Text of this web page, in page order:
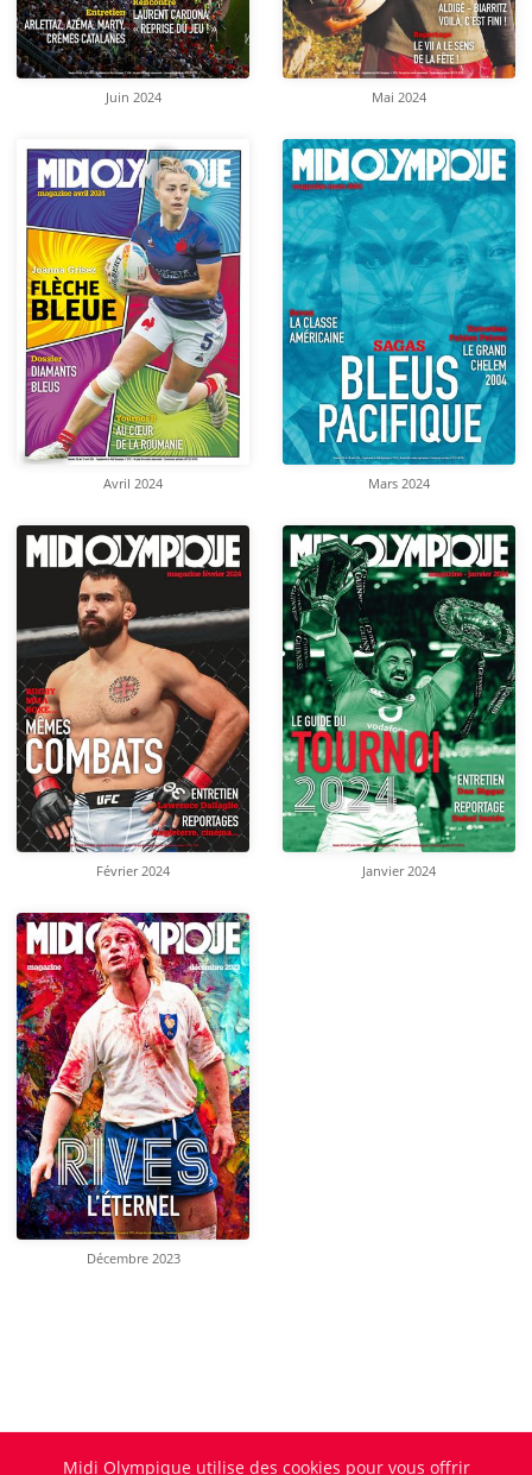
Juin 2024 Mai 2024
Avril 2024 Mars 2024
Février 2024 Janvier 2024
Décembre 2023
Midi Olympique utilise des cookies pour vous offrir